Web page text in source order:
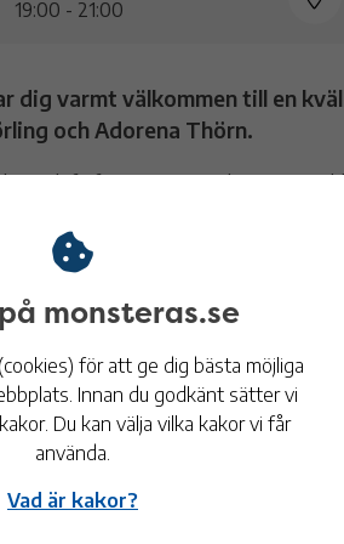
19:00 - 21:00
dig varmt välkommen till en
och Adorena Thörn.
och farfar var Jussi Björling, sjunger
Till havs.
och är buktalare men sjunger också,
monsteras.se
för att ge dig bästa möjliga
Innan du godkänt sätter vi
Du kan välja vilka kakor vi får
använda.
Vad är kakor?